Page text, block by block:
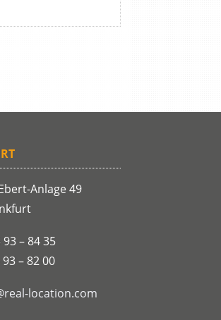
Anlage 49
– 84 35
– 82 00
location.com